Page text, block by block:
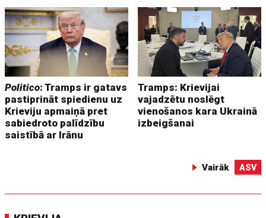
Politico: Tramps ir gatavs
pastiprināt spiedienu uz
Krieviju apmaiņā pret
sabiedroto palīdzību
saistībā ar Irānu
Tramps: Krievijai
vajadzētu noslēgt
vienošanos kara Ukrainā
izbeigšanai
Vairāk ASV